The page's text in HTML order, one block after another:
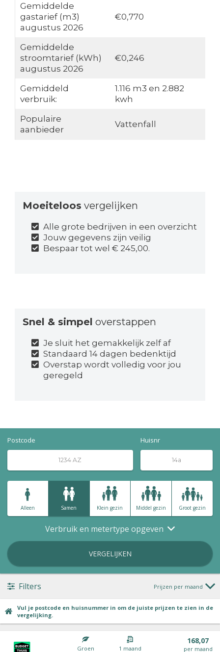
Gemiddelde
gastarief (m3)
augustus 2026
€0,770
Gemiddelde
stroomtarief (kWh)
augustus 2026
€0,246
Gemiddeld
verbruik:
1.116 m3 en 2.882
kwh
Populaire
aanbieder
Vattenfall
Moeiteloos vergelijken
Alle grote bedrijven in een overzicht
Jouw gegevens zijn veilig
Bespaar tot wel € 245,00.
Snel & simpel overstappen
Je sluit het gemakkelijk zelf af
Standaard 14 dagen bedenktijd
Overstap wordt volledig voor jou
geregeld
Postcode Huisnr
Alleen Samen Klein gezin Middel gezin Groot gezin
Verbruik en metertype opgeven
VERGELIJKEN
Filters Prijzen per maand
Vul je postcode en huisnummer in om de juiste prijzen te zien in de
vergelijking.
Groen
1 maand
168,07
per maand